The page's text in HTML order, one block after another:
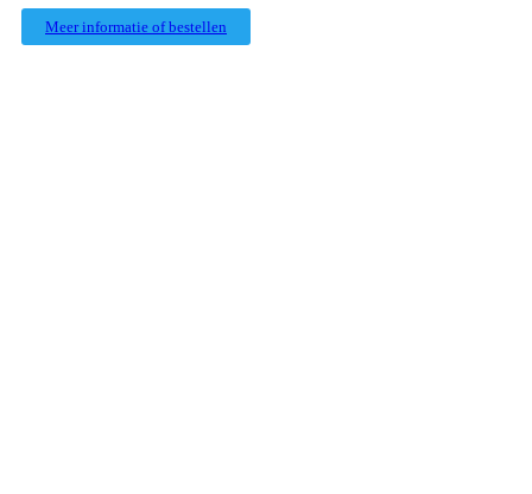
Meer informatie of bestellen